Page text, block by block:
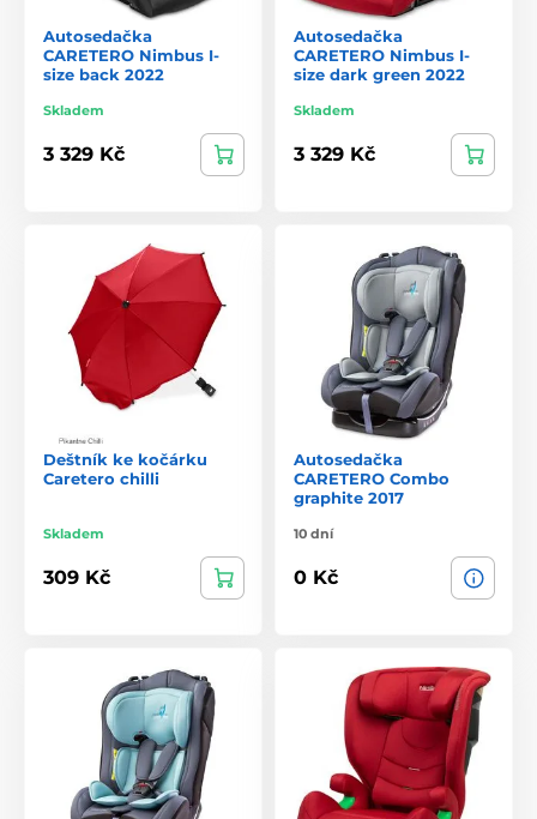
Autosedačka
CARETERO Nimbus I-
size back 2022
Skladem
3 329 Kč
Autosedačka
CARETERO Nimbus I-
size dark green 2022
Skladem
3 329 Kč
Deštník ke kočárku
Caretero chilli
Skladem
309 Kč
Autosedačka
CARETERO Combo
graphite 2017
10 dní
0 Kč